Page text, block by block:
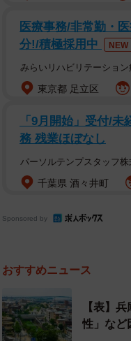
兵庫県の住みここちが良
（JR東海道本線）」、3
西宮市にある駅という結
医療事務/非常勤・
分!/積極採用中
NEW
みらいリハビリテーション
東京都 足立区
「9月開始」受付/
務 残業ほぼなし
パーソルテンプスタッフ株
千葉県 酒々井町
Sponsored by
おすすめニュース
【表】
性」など